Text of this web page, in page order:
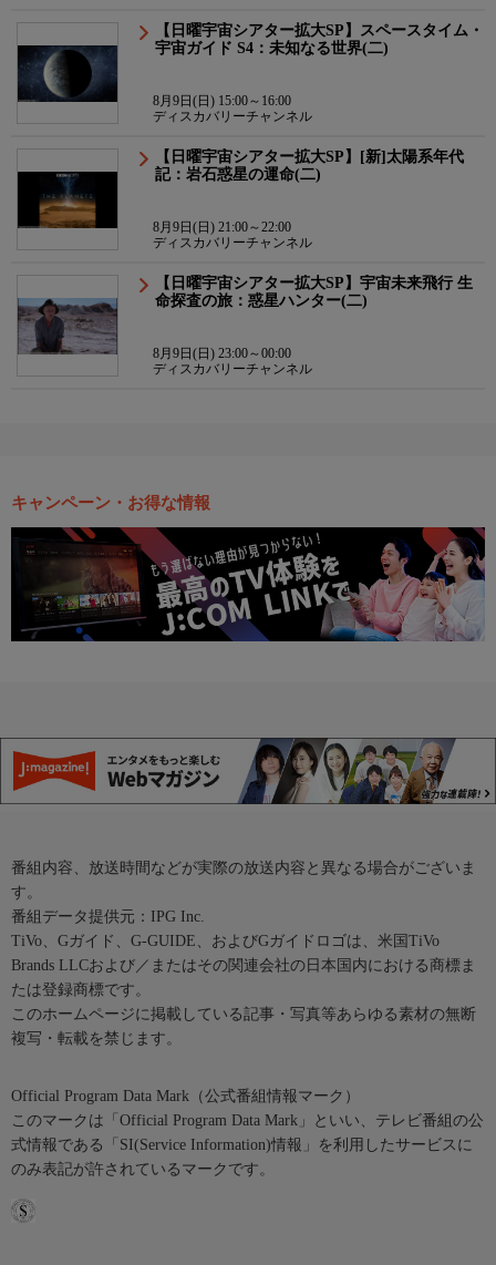
【日曜宇宙シアター拡大SP】スペースタイム・
宇宙ガイド S4：未知なる世界(二)
8月9日(日) 15:00～16:00
ディスカバリーチャンネル
【日曜宇宙シアター拡大SP】[新]太陽系年代
記：岩石惑星の運命(二)
8月9日(日) 21:00～22:00
ディスカバリーチャンネル
【日曜宇宙シアター拡大SP】宇宙未来飛行 生
命探査の旅：惑星ハンター(二)
8月9日(日) 23:00～00:00
ディスカバリーチャンネル
キャンペーン・お得な情報
番組内容、放送時間などが実際の放送内容と異なる場合がございま
す。
番組データ提供元：IPG Inc.
TiVo、Gガイド、G-GUIDE、およびGガイドロゴは、米国TiVo
Brands LLCおよび／またはその関連会社の日本国内における商標ま
たは登録商標です。
このホームページに掲載している記事・写真等あらゆる素材の無断
複写・転載を禁じます。
Official Program Data Mark（公式番組情報マーク）
このマークは「Official Program Data Mark」といい、テレビ番組の公
式情報である「SI(Service Information)情報」を利用したサービスに
のみ表記が許されているマークです。